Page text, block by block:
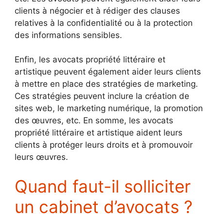
clients à négocier et à rédiger des clauses
relatives à la confidentialité ou à la protection
des informations sensibles.
Enfin, les avocats propriété littéraire et
artistique peuvent également aider leurs clients
à mettre en place des stratégies de marketing.
Ces stratégies peuvent inclure la création de
sites web, le marketing numérique, la promotion
des œuvres, etc. En somme, les avocats
propriété littéraire et artistique aident leurs
clients à protéger leurs droits et à promouvoir
leurs œuvres.
Quand faut-il solliciter
un cabinet d’avocats ?